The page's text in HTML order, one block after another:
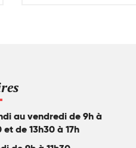
au vendredi de 9h à
et de 13h30 à 17h